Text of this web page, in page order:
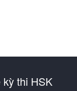
kỳ thi HSK